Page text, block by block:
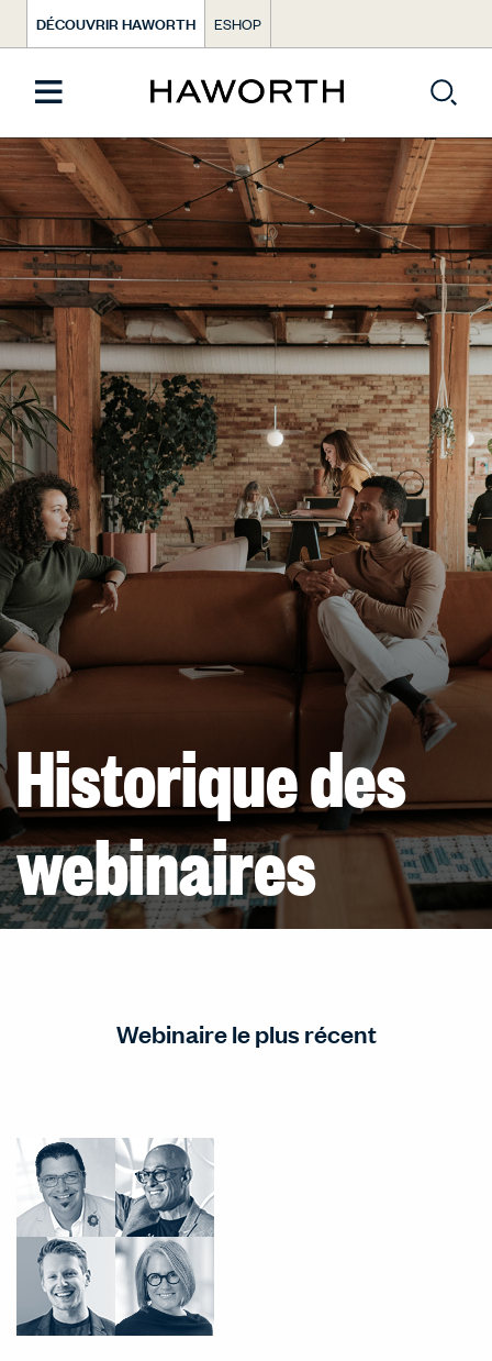
DÉCOUVRIR HAWORTH ESHOP
Historique des
webinaires
Webinaire le plus récent